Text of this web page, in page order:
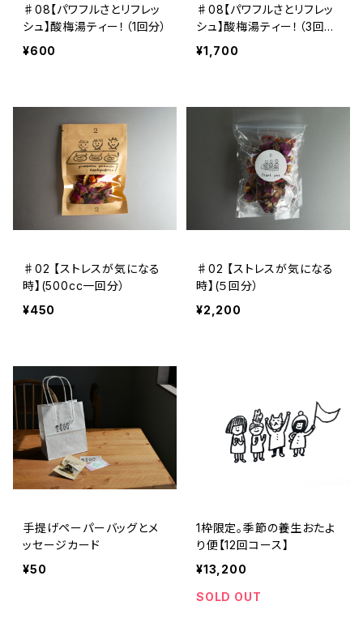
♯08【パワフルさとリフレッ
シュ】酸梅湯ティー！（1回分）
¥600
♯08【パワフルさとリフレッ
シュ】酸梅湯ティー！（3回
分）
¥1,700
♯02 【ストレスが気になる
時】(500cc一回分）
¥450
♯02 【ストレスが気になる
時】(５回分）
¥2,200
手提げペーパーバッグとメ
ッセージカード
¥50
1枠限定。季節の養生おたよ
り便【12回コース】
¥13,200
SOLD OUT